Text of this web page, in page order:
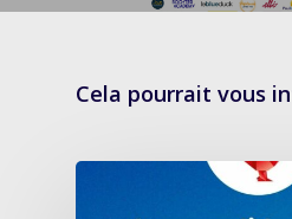
Cela pourrait vous